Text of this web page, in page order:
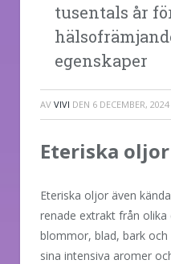
tusentals år
egenskaper
AV VIVI DEN 6 DECEMBER, 2024
Eteriska oljor
Eteriska oljor även
renade extrakt från
blommor, blad, bark
sina intensiva aromer